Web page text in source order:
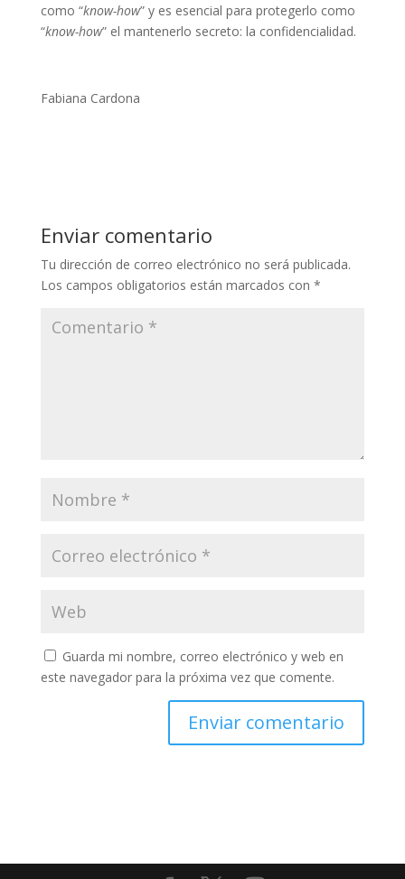
como “know-how” y es esencial para protegerlo como
“know-how” el mantenerlo secreto: la confidencialidad.
Fabiana Cardona
Enviar comentario
Tu dirección de correo electrónico no será publicada.
Los campos obligatorios están marcados con *
Guarda mi nombre, correo electrónico y web en
este navegador para la próxima vez que comente.